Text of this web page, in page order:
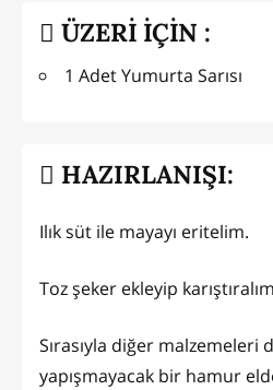
ÜZERİ İÇİN :
1 Adet Yumurta Sarısı
HAZIRLANIŞI:
Ilık süt ile mayayı eritelim.
Toz şeker ekleyip
Sırasıyla diğer malzemeleri
yapışmayacak bir hamur